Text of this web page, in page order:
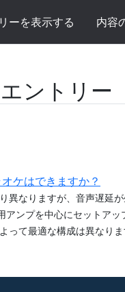
ーを表示する 内容
ントリー
ケはできますか？
異なりますが、音声遅延
アンプを中心にセットア
って最適な構成は異なり